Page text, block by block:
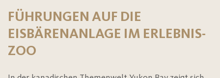
FÜHRUNGEN AUF DIE
EISBÄRENANLAGE IM ERLEBNIS-
ZOO